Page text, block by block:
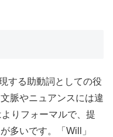
する助動詞としての役
脈やニュアンスには違
りフォーマルで、提
多いです。「Will」